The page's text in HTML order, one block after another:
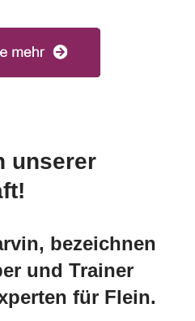
unserer
bezeichnen
und Trainer
für Flein.